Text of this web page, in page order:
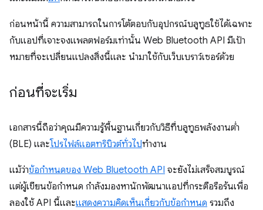
ก่อนหน้านี้ ความสามารถในการโต้ตอบกับอุปกรณ์บลูทูธใช้ได้เฉพาะ
กับแอปที่เจาะจงแพลตฟอร์มเท่านั้น Web Bluetooth API มีเป้า
หมายที่จะเปลี่ยนแปลงสิ่งนี้และ นำมาใช้กับเว็บเบราว์เซอร์ด้วย
ก่อนที่จะเริ่ม
เอกสารนี้ถือว่าคุณมีความรู้พื้นฐานเกี่ยวกับวิธีที่บลูทูธพลังงานต่ำ
(BLE) และโปรไฟล์แอตทริบิวต์ทั่วไปทำงาน
แม้ว่าข้อกำหนดของ Web Bluetooth API จะยังไม่เสร็จสมบูรณ์
แต่ผู้เขียนข้อกำหนด กำลังมองหานักพัฒนาแอปที่กระตือรือร้นเพื่อ
ลองใช้ API นี้และแสดงความคิดเห็นเกี่ยวกับข้อกำหนด รวมถึง